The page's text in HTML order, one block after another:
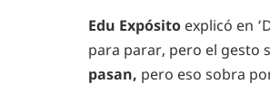
Edu Expósito explicó en
para parar, pero el gesto
pasan, pero eso sobra